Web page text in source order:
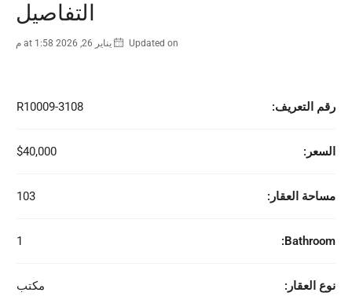
التفاصيل
Updated on يناير 26, 2026 at 1:58 م
رقم التعريف: R10009-3108
السعر: $40,000
مساحة العقار: 103
Bathroom:
1
نوع العقار: مكتب